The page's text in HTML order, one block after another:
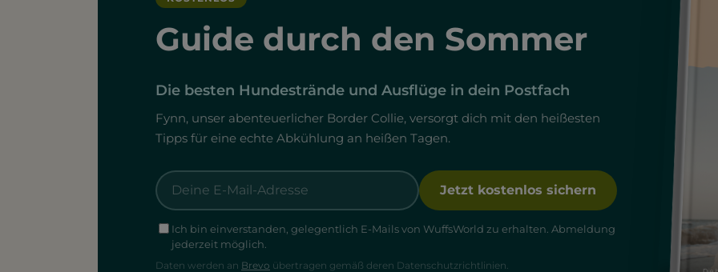
Guide durch den Sommer
Die besten Hundestrände und Ausflüge in dein Postfach
Fynn, unser abenteuerlicher Border Collie, versorgt dich mit den heißesten
Tipps für eine echte Abkühlung an heißen Tagen.
Jetzt kostenlos sichern
Ich bin einverstanden, gelegentlich E-Mails von WuffsWorld zu erhalten. Abmeldung
jederzeit möglich.
Daten werden an Brevo übertragen gemäß deren Datenschutzrichtlinien.